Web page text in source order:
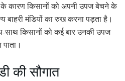
के कारण किसानों को अपनी उपज बेचने के
बाहरी मंडियों का रुख करना पड़ता है।
किसानों को कई बार उनकी उपज
की सौगात